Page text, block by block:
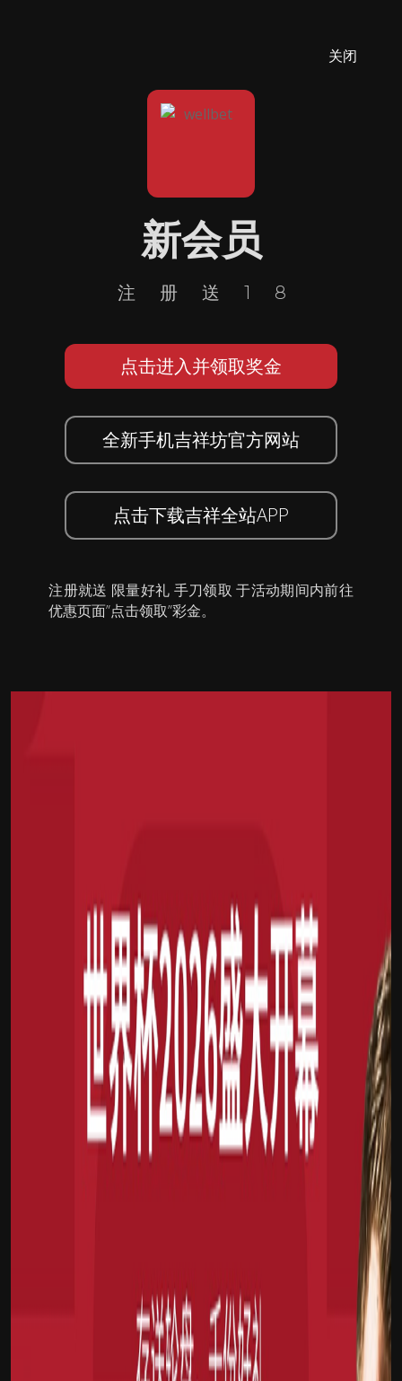
关闭
新会员
注册送18
点击进入并领取奖金
全新手机吉祥坊官方网站
点击下载吉祥全站APP
注册就送 限量好礼 手刀领取 于活动期间内前往
优惠页面”点击领取”彩金。